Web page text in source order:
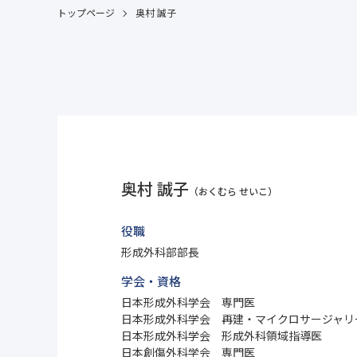
トップページ 奥村 誠子
奥村 誠子 （おくむら せいこ）
役職
形成外科部部長
学会・資格
日本形成外科学会 専門医
日本形成外科学会 再建・マイクロサージャ
日本形成外科学会 形成外科領域指導医
日本創傷外科学会 専門医